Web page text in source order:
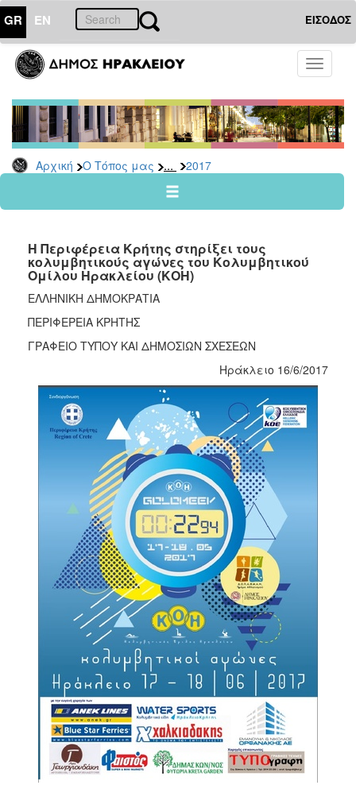
GR EN ΕΙΣΟΔΟΣ
Toggle
Αρχική Ο Τόπος μας ... 2017
ΤΟΠΟΣ
ΜΑΣ
Ανακοινώσεις
Αρχείο
2026
2024
2022
2021
2020
2019
2018
2016
2015
Η Περιφέρεια Κρήτης στηρίξει τους
κολυμβητικούς αγώνες του Κολυμβητικού
Ομίλου Ηρακλείου (ΚΟΗ)
ΕΛΛΗΝΙΚΗ ΔΗΜΟΚΡΑΤΙΑ
ΠΕΡΙΦΕΡΕΙΑ ΚΡΗΤΗΣ
ΓΡΑΦΕΙΟ ΤΥΠΟΥ ΚΑΙ ΔΗΜΟΣΙΩΝ ΣΧΕΣΕΩΝ
Ηράκλειο 16/6/2017